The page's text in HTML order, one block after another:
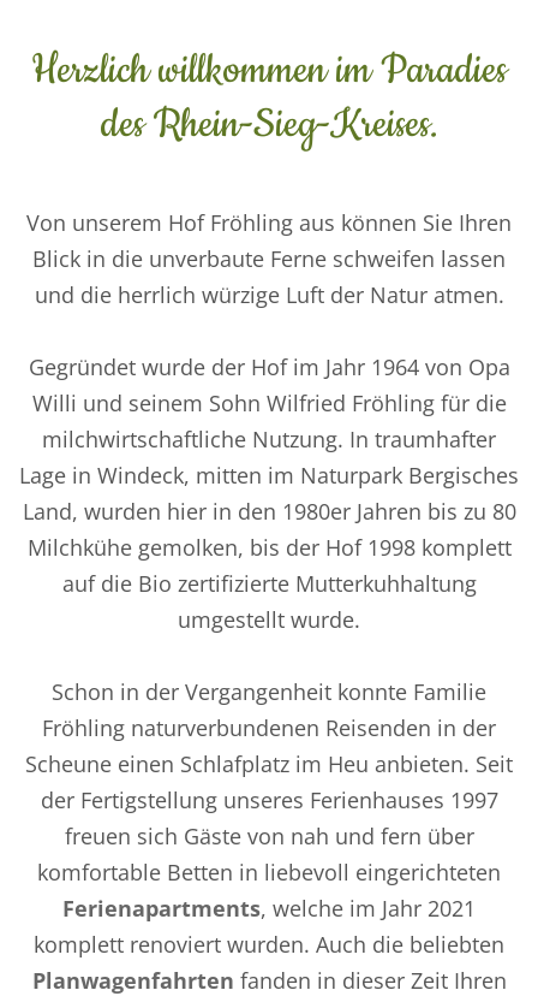
Herzlich willkommen im Paradies
des Rhein-Sieg-Kreises.
Von unserem Hof Fröhling aus können Sie Ihren
Blick in die unverbaute Ferne schweifen lassen
und die herrlich würzige Luft der Natur atmen.
Gegründet wurde der Hof im Jahr 1964 von Opa
Willi und seinem Sohn Wilfried Fröhling für die
milchwirtschaftliche Nutzung. In traumhafter
Lage in Windeck, mitten im Naturpark Bergisches
Land, wurden hier in den 1980er Jahren bis zu 80
Milchkühe gemolken, bis der Hof 1998 komplett
auf die Bio zertifizierte Mutterkuhhaltung
umgestellt wurde.
Schon in der Vergangenheit konnte Familie
Fröhling naturverbundenen Reisenden in der
Scheune einen Schlafplatz im Heu anbieten. Seit
der Fertigstellung unseres Ferienhauses 1997
freuen sich Gäste von nah und fern über
komfortable Betten in liebevoll eingerichteten
Ferienapartments, welche im Jahr 2021
komplett renoviert wurden. Auch die beliebten
Planwagenfahrten fanden in dieser Zeit Ihren